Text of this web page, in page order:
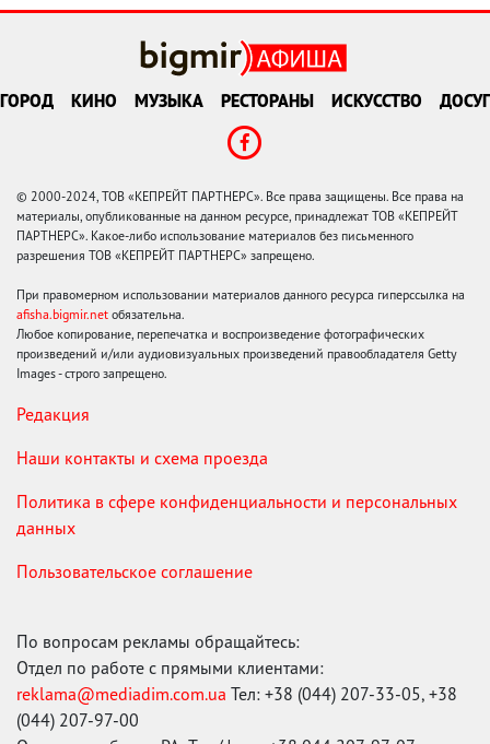
ГОРОД КИНО МУЗЫКА РЕСТОРАНЫ ИСКУССТВО ДОСУГ
© 2000-2024, ТОВ «КЕПРЕЙТ ПАРТНЕРС». Все права защищены. Все права на
материалы, опубликованные на данном ресурсе, принадлежат ТОВ «КЕПРЕЙТ
ПАРТНЕРС». Какое-либо использование материалов без письменного
разрешения ТОВ «КЕПРЕЙТ ПАРТНЕРС» запрещено.
При правомерном использовании материалов данного ресурса гиперссылка на
afisha.bigmir.net обязательна.
Любое копирование, перепечатка и воспроизведение фотографических
произведений и/или аудиовизуальных произведений правообладателя Getty
Images - строго запрещено.
Редакция
Наши контакты и схема проезда
Политика в сфере конфиденциальности и персональных
данных
Пользовательское соглашение
По вопросам рекламы обращайтесь:
Отдел по работе с прямыми клиентами:
reklama@mediadim.com.ua Тел: +38 (044) 207-33-05, +38
(044) 207-97-00